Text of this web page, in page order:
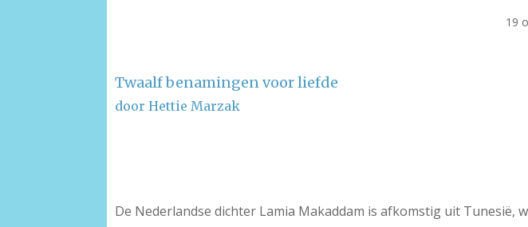
19
Twaalf benamingen voor liefde
door Hettie Marzak
De Nederlandse dichter Lamia Makaddam is afkomstig uit Tunesië,